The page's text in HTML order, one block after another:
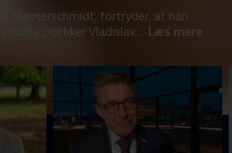
Messerschmidt, fortryder, at han
politiker Vladislav... Læs mere